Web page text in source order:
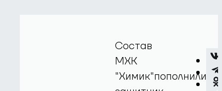
Состав
МХК
"Химик"пополнили